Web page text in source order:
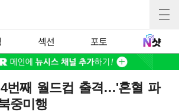
섹션 포토
번째 월드컵 출격…'혼혈 파
중미행